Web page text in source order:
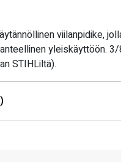
viilanpidike,
yleiskäyttöön.
STIHLiltä).